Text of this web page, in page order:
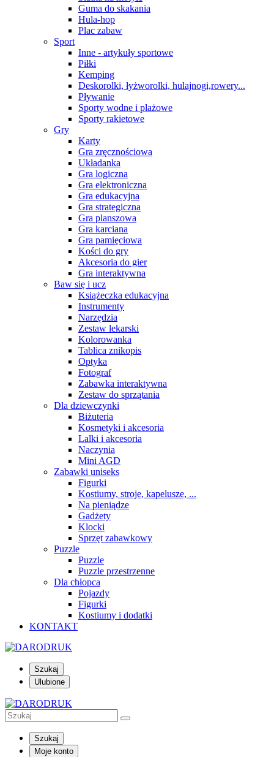
Guma do skakania
Hula-hop
Plac zabaw
Sport
Inne - artykuły sportowe
Piłki
Kemping
Deskorolki, łyżworolki, hulajnogi,rowery...
Pływanie
Sporty wodne i plażowe
Sporty rakietowe
Gry
Karty
Gra zręcznościowa
Układanka
Gra logiczna
Gra elektroniczna
Gra edukacyjna
Gra strategiczna
Gra planszowa
Gra karciana
Gra pamięciowa
Kości do gry
Akcesoria do gier
Gra interaktywna
Baw się i ucz
Książeczka edukacyjna
Instrumenty
Narzędzia
Zestaw lekarski
Kolorowanka
Tablica znikopis
Optyka
Fotograf
Zabawka interaktywna
Zestaw do sprzątania
Dla dziewczynki
Biżuteria
Kosmetyki i akcesoria
Lalki i akcesoria
Naczynia
Mini AGD
Zabawki uniseks
Figurki
Kostiumy, stroje, kapelusze, ...
Na pieniądze
Gadżety
Klocki
Sprzęt zabawkowy
Puzzle
Puzzle
Puzzle przestrzenne
Dla chłopca
Pojazdy
Figurki
Kostiumy i dodatki
KONTAKT
Szukaj
Ulubione
Szukaj
Moje konto